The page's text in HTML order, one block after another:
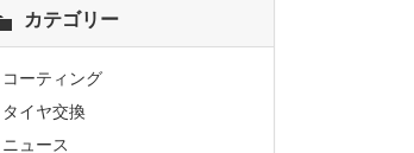
カテゴリー
コーティング
タイヤ交換
ニュース